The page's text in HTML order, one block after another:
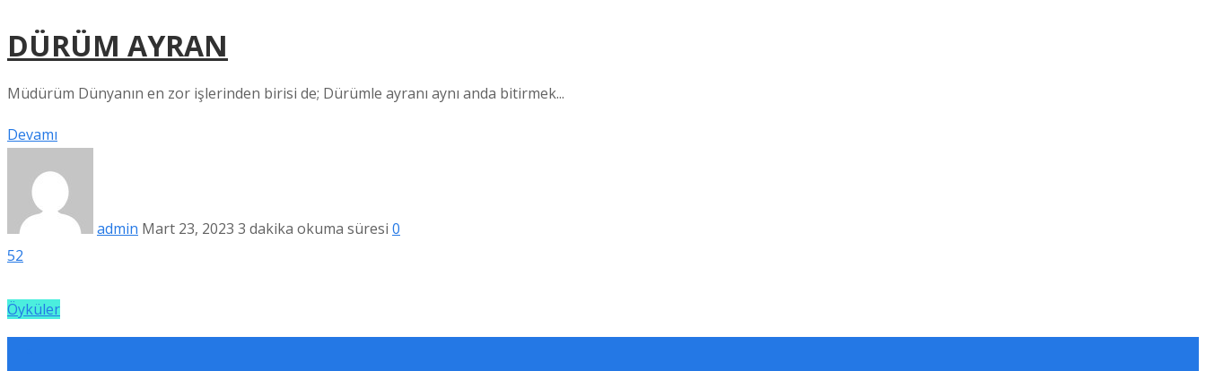
DÜRÜM AYRAN
Müdürüm Dünyanın en zor işlerinden birisi de; Dürümle ayranı aynı anda bitirmek...
Devamı
admin Mart 23, 2023 3 dakika okuma süresi 0
52
Öyküler